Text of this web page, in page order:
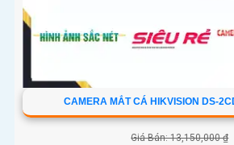
CAMERA MẮT CÁ HIKVISION DS-
Giá Bán: 13,150,000 ₫